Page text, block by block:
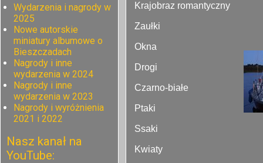
Wydarzenia i nagrody w
2025
Nowe autorskie
miniatury albumowe o
Bieszczadach
Nagrody i inne
wydarzenia w 2024
Nagrody i inne
wydarzenia w 2023
Nagrody i wyróżnienia
2021 i 2022
Nasz kanał na
YouTube:
Krajobraz romantyczny
Zaułki
Okna
Drogi
Czarno-białe
Ptaki
Ssaki
Kwiaty